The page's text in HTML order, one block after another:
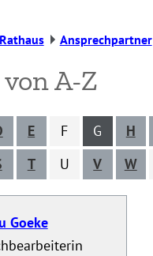
Rathaus Ansprechpartner
A-Z
E F G H
T U V W
Goeke